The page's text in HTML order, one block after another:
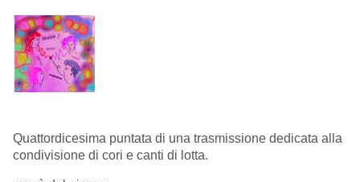
Quattordicesima puntata di una trasmissione dedicata alla
condivisione di cori e canti di lotta.